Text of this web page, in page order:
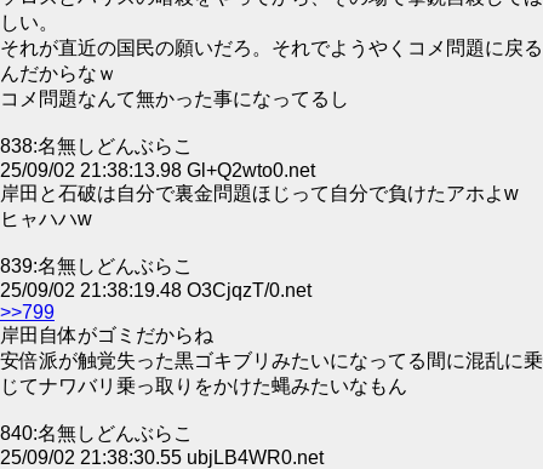
しい。
それが直近の国民の願いだろ。それでようやくコメ問題に戻る
んだからなｗ
コメ問題なんて無かった事になってるし
838:名無しどんぶらこ
25/09/02 21:38:13.98 Gl+Q2wto0.net
岸田と石破は自分で裏金問題ほじって自分で負けたアホよw
ヒャハハw
839:名無しどんぶらこ
25/09/02 21:38:19.48 O3CjqzT/0.net
>>799
岸田自体がゴミだからね
安倍派が触覚失った黒ゴキブリみたいになってる間に混乱に乗
じてナワバリ乗っ取りをかけた蝿みたいなもん
840:名無しどんぶらこ
25/09/02 21:38:30.55 ubjLB4WR0.net